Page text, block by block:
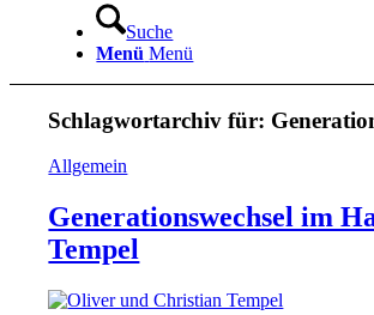
Suche
Menü Menü
Schlagwortarchiv für:
Allgemein
Generationswechsel im
Tempel